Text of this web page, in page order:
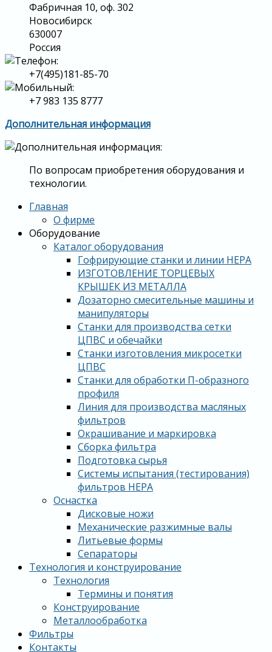
Фабричная 10, оф. 302
Новосибирск
630007
Россия
+7(495)181-85-70
+7 983 135 8777
Дополнительная информация
По вопросам приобретения оборудования и
технологии.
Главная
О фирме
Оборудование
Каталог оборудования
Гофрирующие станки и линии HEPA
ИЗГОТОВЛЕНИЕ ТОРЦЕВЫХ
КРЫШЕК ИЗ МЕТАЛЛА
Дозаторно смесительные машины и
манипуляторы
Станки для производства сетки
ЦПВС и обечайки
Станки изготовления микросетки
ЦПВС
Станки для обработки П-образного
профиля
Линия для производства масляных
фильтров
Окрашивание и маркировка
Сборка фильтра
Подготовка сырья
Системы испытания (тестирования)
фильтров HEPA
Оснастка
Дисковые ножи
Механические разжимные валы
Литьевые формы
Сепараторы
Технология и конструирование
Технология
Термины и понятия
Конструирование
Металлообработка
Фильтры
Контакты